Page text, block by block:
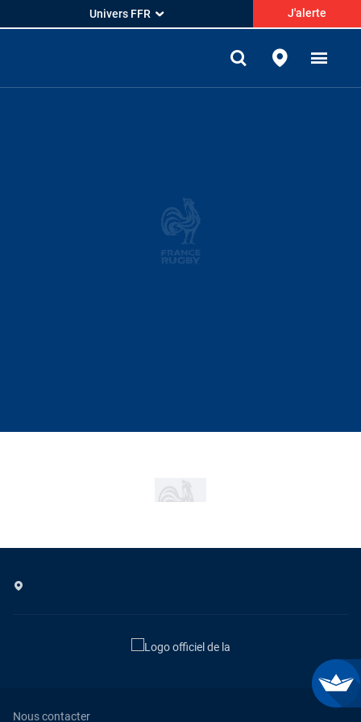
Univers FFR J'alerte
Nous contacter